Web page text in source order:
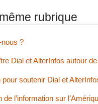
rubrique
?
Dial et AlterInfos autour
pour soutenir Dial et
de l’information sur